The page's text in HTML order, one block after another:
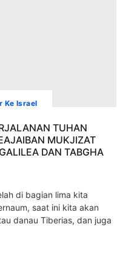
Ke Israel
TUHAN
MUKJIZAT
DAN TABGHA
di bagian lima kita
saat ini kita akan
danau Tiberias, dan juga